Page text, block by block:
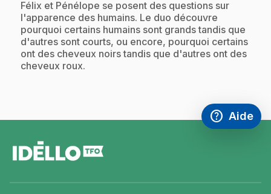
.Félix et Pénélope se posent des questions sur
l'apparence des humains. Le duo découvre
pourquoi certains humains sont grands tandis que
d'autres sont courts, ou encore, pourquoi certains
ont des cheveux noirs tandis que d'autres ont des
cheveux roux.
help
Accéder à
Aide
,Ce lien
de
page